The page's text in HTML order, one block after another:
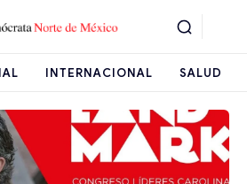
INTERNACIONAL SALUD